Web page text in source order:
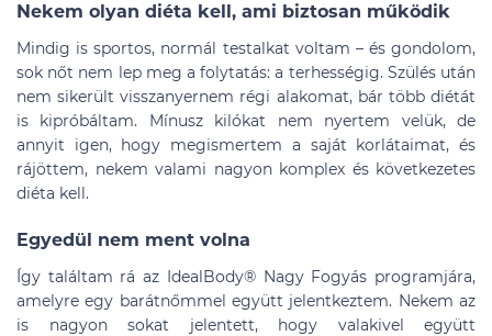
Nekem olyan diéta kell, ami biztosan működik
Mindig is sportos, normál testalkat voltam – és gondolom,
sok nőt nem lep meg a folytatás: a terhességig. Szülés után
nem sikerült visszanyernem régi alakomat, bár több diétát
is kipróbáltam. Mínusz kilókat nem nyertem velük, de
annyit igen, hogy megismertem a saját korlátaimat, és
rájöttem, nekem valami nagyon komplex és következetes
diéta kell.
Egyedül nem ment volna
Így találtam rá az IdealBody® Nagy Fogyás programjára,
amelyre egy barátnőmmel együtt jelentkeztem. Nekem az
is nagyon sokat jelentett, hogy valakivel együtt